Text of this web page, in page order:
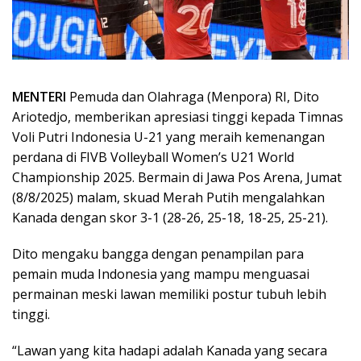
MENTERI Pemuda dan Olahraga (Menpora) RI, Dito
Ariotedjo, memberikan apresiasi tinggi kepada Timnas
Voli Putri Indonesia U-21 yang meraih kemenangan
perdana di FIVB Volleyball Women’s U21 World
Championship 2025. Bermain di Jawa Pos Arena, Jumat
(8/8/2025) malam, skuad Merah Putih mengalahkan
Kanada dengan skor 3-1 (28-26, 25-18, 18-25, 25-21).
Dito mengaku bangga dengan penampilan para
pemain muda Indonesia yang mampu menguasai
permainan meski lawan memiliki postur tubuh lebih
tinggi.
“Lawan yang kita hadapi adalah Kanada yang secara